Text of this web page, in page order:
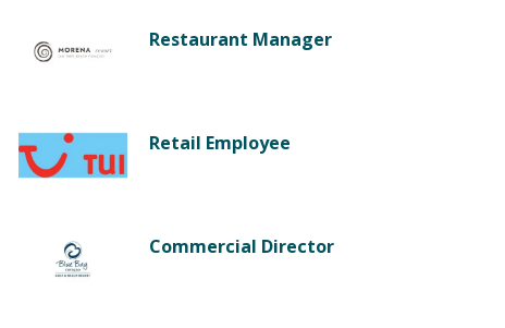
Restaurant Manager
Retail Employee
Commercial Director